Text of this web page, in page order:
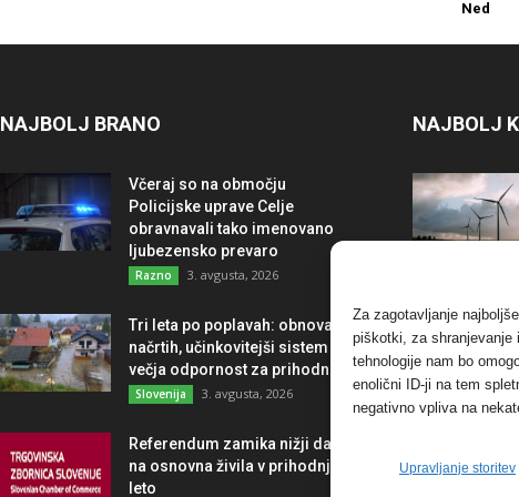
Za zagotavljanje
piškotki, za shranjevanje
tehnologije nam bo
enolični ID-ji na tem
negativno vpliva na
Upravljanje storitev
Ned
NAJBOLJ BRANO
Včeraj so na območju
Policijske uprave Celje
obravnavali tako imenovano
ljubezensko prevaro
Razno 3. avgusta, 2026
Tri leta po poplavah: obnova po
načrtih, učinkovitejši sistem in
večja odpornost za prihodnost
Slovenija 3. avgusta, 2026
Referendum zamika nižji davek
na osnovna živila v prihodnje
leto
NAJBOLJ